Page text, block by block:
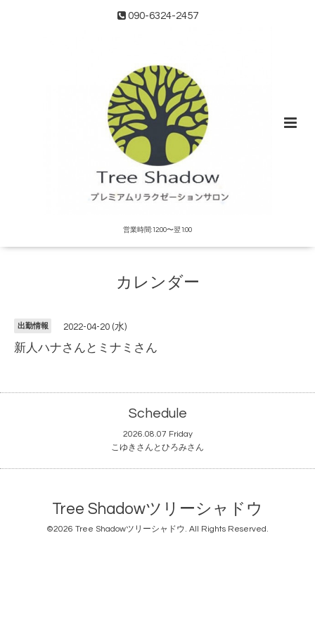
090-6324-2457
営業時間:12:00〜翌1:00
カレンダー
出勤情報 2022-04-20 (水)
新人ハナさんとミナミさん
Schedule
2026.08.07 Friday
こゆきさんとひろみさん
Tree Shadowツリーシャドウ
©2026 Tree Shadowツリーシャドウ. All Rights Reserved.